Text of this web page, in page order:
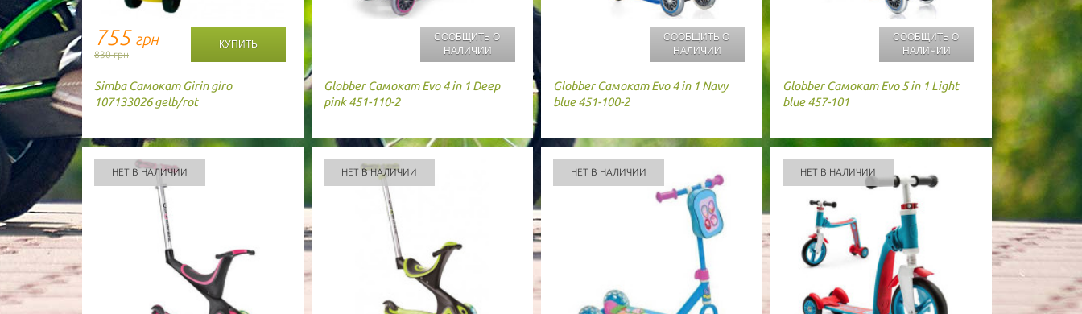
755 грн
830 грн
Simba Самокат Girin giro
107133026 gelb/rot
СООБЩИТЬ О
НАЛИЧИИ
Globber Самокат Evo 4 in 1 Deep
pink 451-110-2
СООБЩИТЬ О
НАЛИЧИИ
Globber Самокат Evo 4 in 1 Navy
blue 451-100-2
СООБЩИТЬ О
НАЛИЧИИ
Globber Самокат Evo 5 in 1 Light
blue 457-101
НЕТ В НАЛИЧИИ НЕТ В НАЛИЧИИ НЕТ В НАЛИЧИИ НЕТ В НАЛИЧИИ